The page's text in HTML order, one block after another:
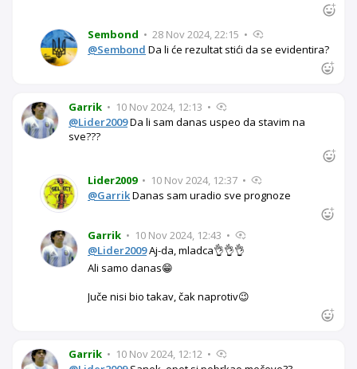
Sembond • 28 Nov 2024, 22:15 •
@Sembond Da li će rezultat stići da se evidentira?
Garrik • 10 Nov 2024, 12:13 •
@Lider2009Da li sam danas uspeo da stavim na
sve???
Lider2009 • 10 Nov 2024, 12:37 •
@GarrikDanas sam uradio sve prognoze
Garrik • 10 Nov 2024, 12:43 •
@Lider2009Aj-da, mladca👌👌👌
Ali samo danas😁
Juče nisi bio takav, čak naprotiv😉
Garrik • 10 Nov 2024, 12:12 •